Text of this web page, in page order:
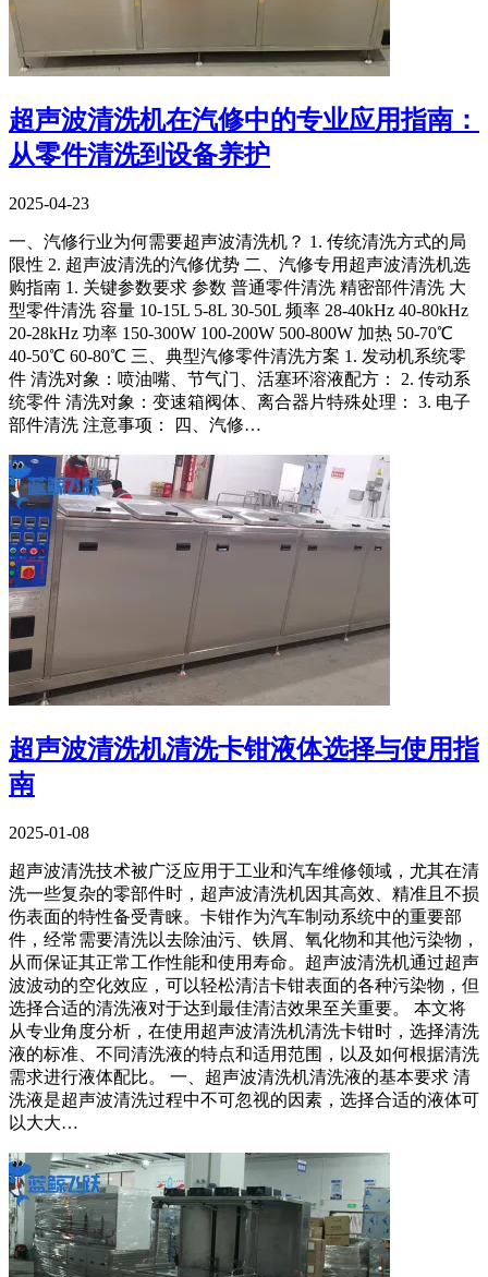
超声波清洗机在汽修中的专业应用指南：
从零件清洗到设备养护
2025-04-23
一、汽修行业为何需要超声波清洗机？ 1. 传统清洗方式的局
限性 2. 超声波清洗的汽修优势 二、汽修专用超声波清洗机选
购指南 1. 关键参数要求 参数 普通零件清洗 精密部件清洗 大
型零件清洗 容量 10-15L 5-8L 30-50L 频率 28-40kHz 40-80kHz
20-28kHz 功率 150-300W 100-200W 500-800W 加热 50-70℃
40-50℃ 60-80℃ 三、典型汽修零件清洗方案 1. 发动机系统零
件 清洗对象：喷油嘴、节气门、活塞环溶液配方： 2. 传动系
统零件 清洗对象：变速箱阀体、离合器片特殊处理： 3. 电子
部件清洗 注意事项： 四、汽修…
超声波清洗机清洗卡钳液体选择与使用指
南
2025-01-08
超声波清洗技术被广泛应用于工业和汽车维修领域，尤其在清
洗一些复杂的零部件时，超声波清洗机因其高效、精准且不损
伤表面的特性备受青睐。卡钳作为汽车制动系统中的重要部
件，经常需要清洗以去除油污、铁屑、氧化物和其他污染物，
从而保证其正常工作性能和使用寿命。超声波清洗机通过超声
波波动的空化效应，可以轻松清洁卡钳表面的各种污染物，但
选择合适的清洗液对于达到最佳清洁效果至关重要。 本文将
从专业角度分析，在使用超声波清洗机清洗卡钳时，选择清洗
液的标准、不同清洗液的特点和适用范围，以及如何根据清洗
需求进行液体配比。 一、超声波清洗机清洗液的基本要求 清
洗液是超声波清洗过程中不可忽视的因素，选择合适的液体可
以大大…